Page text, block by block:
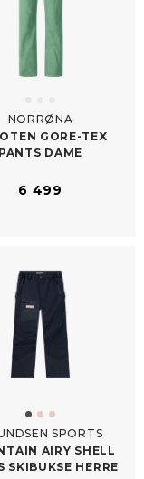
NORRØNA
GORE-​TEX
PANTS DAME
6 499
SPORTS
AIRY SHELL
SKIBUKSE HERRE